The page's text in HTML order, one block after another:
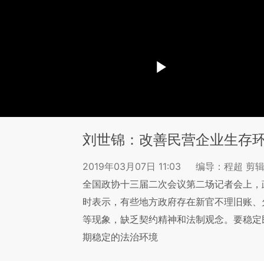
刘世锦：改善民营企业生存
2019年03月07日 11:03
编导：程超 剪
全国政协十三届二次会议第二场记者会上
时表示，有些地方政府存在新官不理旧账
等现象，缺乏契约精神和法制观念。要稳
期稳定的法治环境